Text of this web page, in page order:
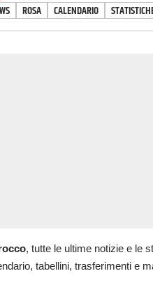
ROSA CALENDARIO
, tutte le ultime notizie e le
tabellini, trasferimenti e